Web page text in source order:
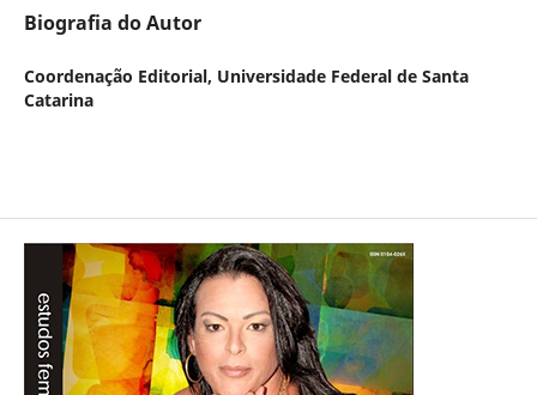
Biografia do Autor
Coordenação Editorial, Universidade Federal de Santa
Catarina